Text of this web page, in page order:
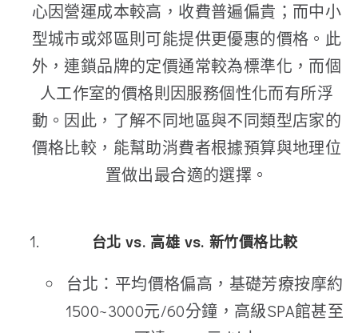
心因營運成本較高，收費普遍偏貴；而中小
型城市或郊區則可能提供更優惠的價格。此
外，連鎖品牌的定價通常較為標準化，而個
人工作室的價格則因服務個性化而有所浮
動。因此，了解不同地區與不同類型店家的
價格比較，能幫助消費者根據預算與地理位
置做出最合適的選擇。
台北 vs. 高雄 vs. 新竹價格比較
台北：平均價格偏高，基礎芳療按摩約
1500~3000元/60分鐘，高級SPA館甚至